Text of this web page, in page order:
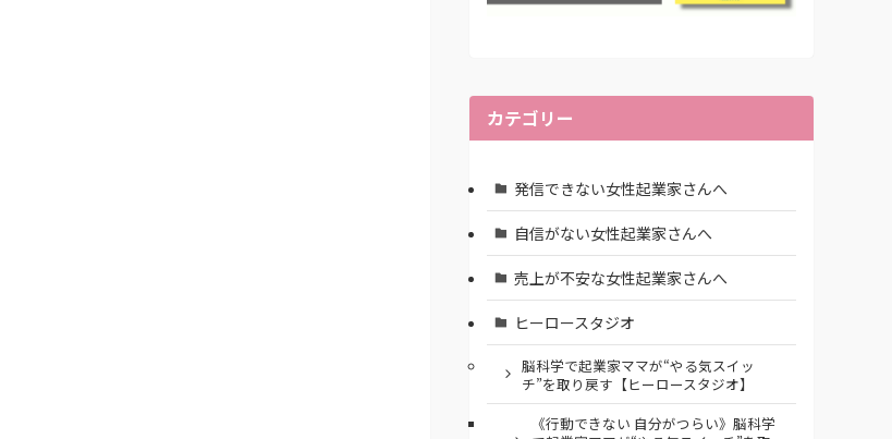
カテゴリー
発信できない女性起業家さんへ
自信がない女性起業家さんへ
売上が不安な女性起業家さんへ
ヒーロースタジオ
脳科学で起業家ママが“やる気スイッ
チ”を取り戻す【ヒーロースタジオ】
《行動できない 自分がつらい》脳科学